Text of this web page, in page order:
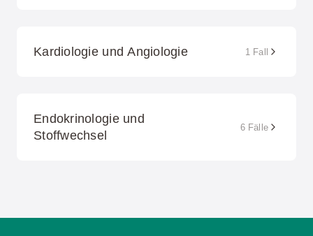
Kardiologie und Angiologie 1 Fall
Endokrinologie und
Stoffwechsel
6 Fälle